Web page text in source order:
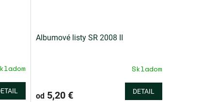
Albumové listy SR 2008 II
Skladom
od5,20 € DETAIL